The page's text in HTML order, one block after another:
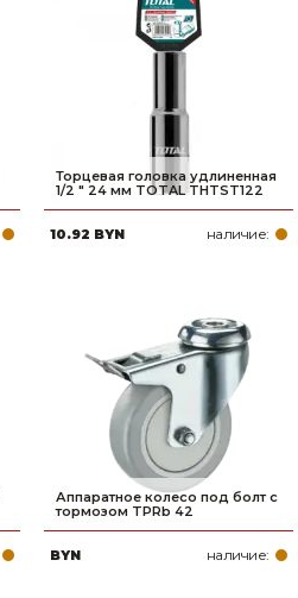
Торцевая головка удлиненная
1/2 " 24 мм TOTAL THTST122
10.92 BYN наличие:
Аппаратное колесо под болт с
тормозом TPRb 42
BYN наличие: